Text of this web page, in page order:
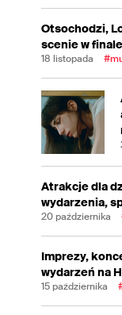
Otsochodzi,
scenie w
18 listopada
Atrakcje dla
wydarzenia,
20 października
Imprezy,
wydarzeń na
15 października